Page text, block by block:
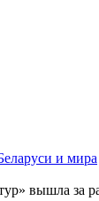
и мира
вышла за